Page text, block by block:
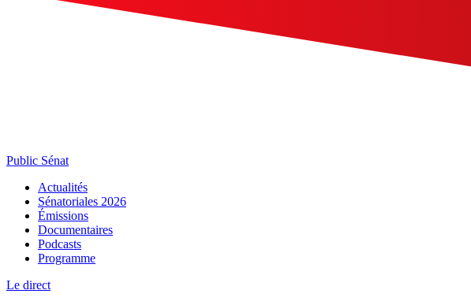
Public Sénat
Actualités
Sénatoriales 2026
Émissions
Documentaires
Podcasts
Programme
Le direct